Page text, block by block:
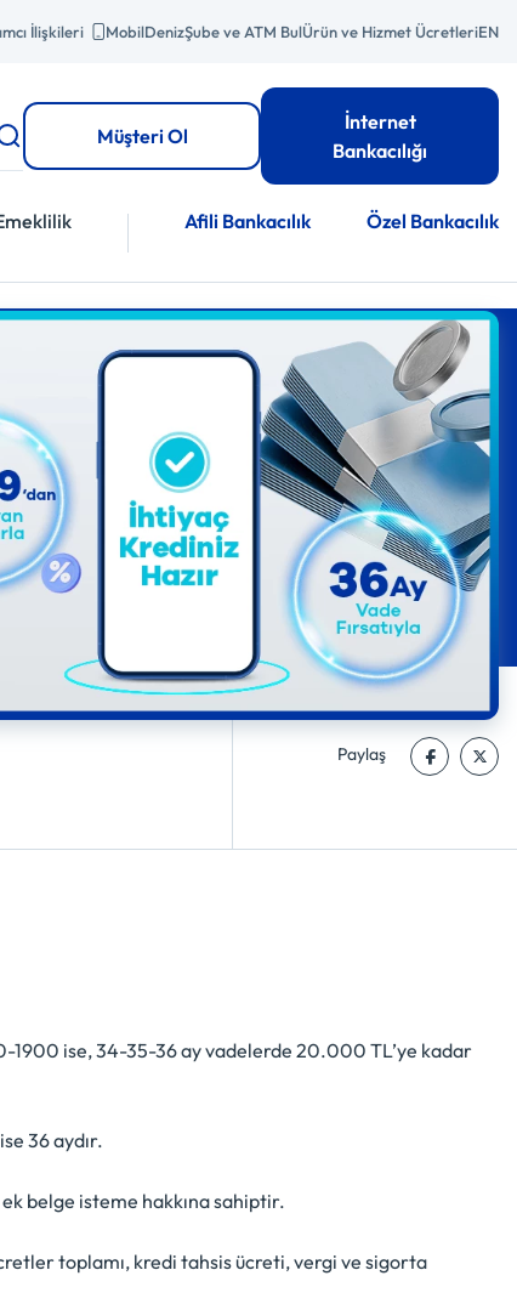
İlişkileri MobilDenizŞube ve ATM BulÜrün ve Hizmet ÜcretleriEN
Afili Bankacılık Özel Bankacılık
Müşteri Ol
İnternet
Bankacılığı
Paylaş
1900 ise, 34-35-36 ay vadelerde 20.000 TL’ye kadar
36 aydır.
belge isteme hakkına sahiptir.
toplamı, kredi tahsis ücreti, vergi ve sigorta